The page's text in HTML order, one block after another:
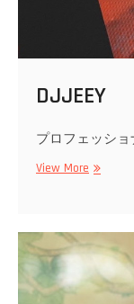
DJJEEY
プロフェッシ
View More DJJEEY